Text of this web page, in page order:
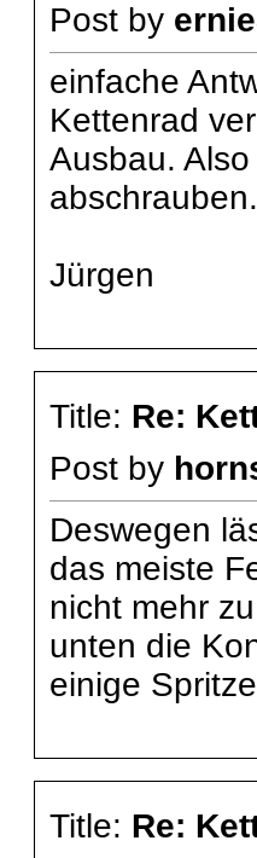
Post by
einfache
Kettenrad
Ausbau.
abschrauben.
Jürgen
Title: Re:
Post by
Deswegen
das meiste
nicht mehr
unten die
einige
Title: Re: